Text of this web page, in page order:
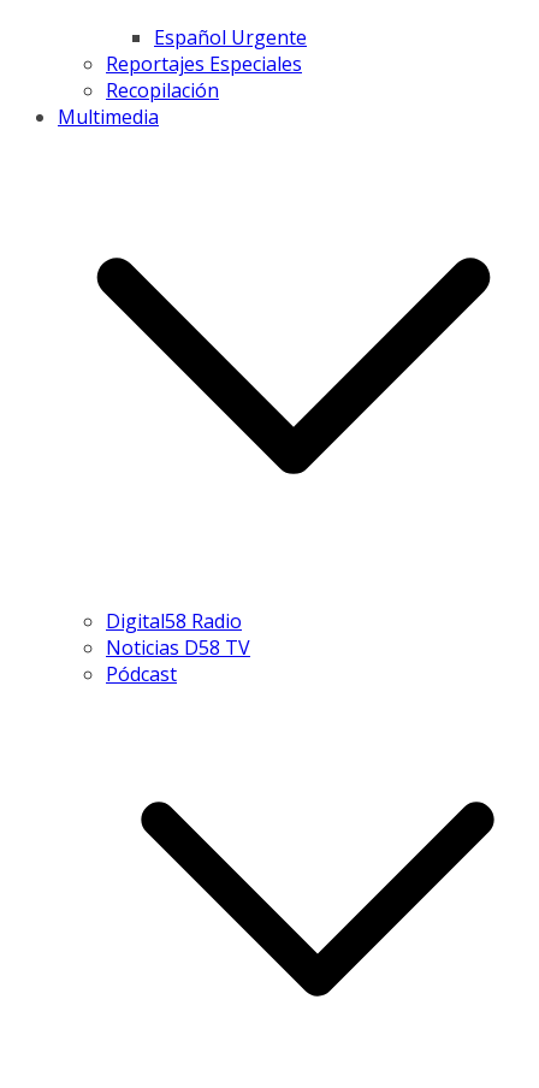
Español Urgente
Reportajes Especiales
Recopilación
Multimedia
Digital58 Radio
Noticias D58 TV
Pódcast